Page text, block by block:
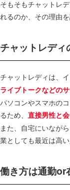
そもそもチャットレ
れるのか、その理由
チャットレディ
チャットレディは、
ライブトークなどの
パソコンやスマホの
るため、 直接男性と
また、自宅にいなが
業としても最近は高い
働き方は通勤or